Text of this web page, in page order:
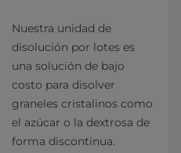
Nuestra unidad de
disolución por lotes es
una solución de bajo
costo para disolver
graneles cristalinos como
el azúcar o la dextrosa de
forma discontinua.